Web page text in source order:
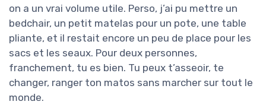
on a un vrai volume utile. Perso, j’ai pu mettre un
bedchair, un petit matelas pour un pote, une table
pliante, et il restait encore un peu de place pour les
sacs et les seaux. Pour deux personnes,
franchement, tu es bien. Tu peux t’asseoir, te
changer, ranger ton matos sans marcher sur tout le
monde.